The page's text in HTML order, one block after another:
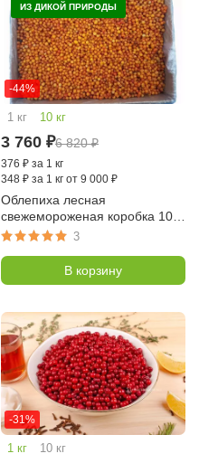
ИЗ ДИКОЙ ПРИРОДЫ
-44%
1 кг 10 кг
3 760 ₽6 820₽
376 ₽ за 1 кг
348 ₽ за 1 кг от 9 000 ₽
Облепиха лесная
свежемороженая коробка 10
кг (Карелия) 3
В корзину
-31%
1 кг 10 кг